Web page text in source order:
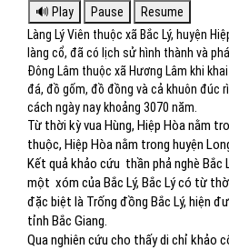
Làng Lý Viên thuộc xã Bắc Lý, huyện
làng cổ, đã có lịch sử hình thành và
Đông Lâm thuộc xã Hương Lâm khi
đá, đồ gốm, đồ đồng và cả khuôn đúc
cách ngày nay khoảng 3070 năm.
Từ thời kỳ vua Hùng, Hiệp Hòa nằm
thuộc, Hiệp Hòa nằm trong huyện
Kết quả khảo cứu thần phả nghè Bắc
một xóm của Bắc Lý, Bắc Lý có từ
đặc biệt là Trống đồng Bắc Lý, hiện
tỉnh Bắc Giang.
Qua nghiên cứu cho thấy di chỉ khảo